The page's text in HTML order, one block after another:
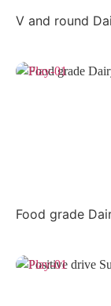
V and round
Food grade